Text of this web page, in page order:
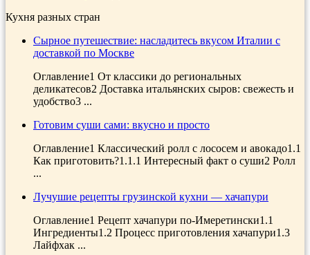
Кухня разных стран
Сырное путешествие: насладитесь вкусом Италии с
доставкой по Москве
Оглавление1 От классики до региональных
деликатесов2 Доставка итальянских сыров: свежесть и
удобство3 ...
Готовим суши сами: вкусно и просто
Оглавление1 Классический ролл с лососем и авокадо1.1
Как приготовить?1.1.1 Интересный факт о суши2 Ролл
...
Лучушие рецепты грузинской кухни — хачапури
Оглавление1 Рецепт хачапури по-Имеретински1.1
Ингредиенты1.2 Процесс приготовления хачапури1.3
Лайфхак ...